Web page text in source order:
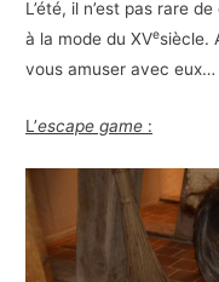
L’été, il n’est pas rare
à la mode du XVesiècle.
vous amuser avec eux…
L’escape game :